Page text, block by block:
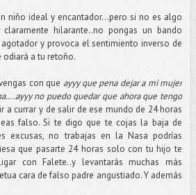
niño ideal y encantador…pero si no es algo
hilarante..no pongas un bando
agotador y provoca el sentimiento inverso de
a tu retoño.
con que ayyy que pena dejar a mi mujer
no puedo quedar que ahora que tengo
a currar y de salir de ese mundo de 24 horas
falso. Si te digo que te cojas la baja de
excusas, no trabajas en la Nasa podrías
que pasarte 24 horas solo con tu hijo te
con Falete..y levantarás muchas más
cara de falso padre angustiado. Y además